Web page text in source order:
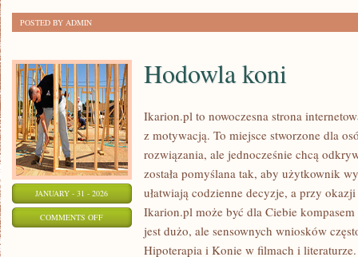
POSTED BY ADMIN
JANUARY - 31 - 2026
COMMENTS OFFON
Hodowla koni
Ikarion.pl to nowoczesna strona
z motywacją. To miejsce stworzone dla
rozwiązania, ale jednocześnie chcą
została pomyślana tak, aby użytkownik
ułatwiają codzienne decyzje, a przy
Ikarion.pl może być dla Ciebie
jest dużo, ale sensownych wniosków
Hipoterapia i Konie w filmach i